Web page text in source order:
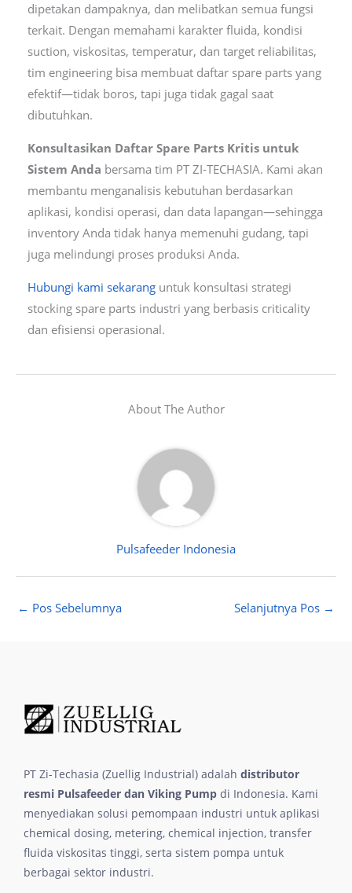
dipetakan dampaknya, dan melibatkan semua fungsi
terkait. Dengan memahami karakter fluida, kondisi
suction, viskositas, temperatur, dan target reliabilitas,
tim engineering bisa membuat daftar spare parts yang
efektif—tidak boros, tapi juga tidak gagal saat
dibutuhkan.
Konsultasikan Daftar Spare Parts Kritis untuk
Sistem Anda bersama tim PT ZI-TECHASIA. Kami akan
membantu menganalisis kebutuhan berdasarkan
aplikasi, kondisi operasi, dan data lapangan—sehingga
inventory Anda tidak hanya memenuhi gudang, tapi
juga melindungi proses produksi Anda.
Hubungi kami sekaranguntuk konsultasi strategi
stocking spare parts industri yang berbasis criticality
dan efisiensi operasional.
About The Author
Pulsafeeder Indonesia
← Pos Sebelumnya Selanjutnya Pos →
PT Zi-Techasia (Zuellig Industrial) adalah distributor
resmi Pulsafeeder dan Viking Pump di Indonesia. Kami
menyediakan solusi pemompaan industri untuk aplikasi
chemical dosing, metering, chemical injection, transfer
fluida viskositas tinggi, serta sistem pompa untuk
berbagai sektor industri.